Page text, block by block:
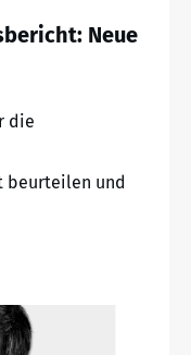
Neue
die
beurteilen und